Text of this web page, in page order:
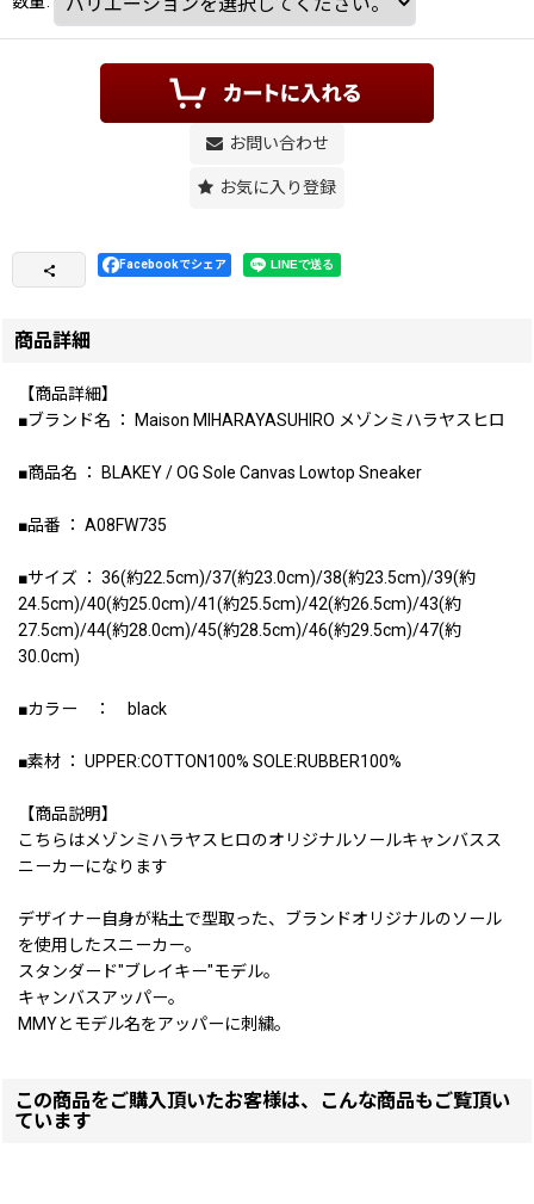
お問い合わせ
お気に入り登録
Facebookでシェア
商品詳細
【商品詳細】
■ブランド名 ： Maison MIHARAYASUHIRO メゾンミハラヤスヒロ
■商品名 ： BLAKEY / OG Sole Canvas Lowtop Sneaker
■品番 ： A08FW735
■サイズ ： 36(約22.5cm)/37(約23.0cm)/38(約23.5cm)/39(約
24.5cm)/40(約25.0cm)/41(約25.5cm)/42(約26.5cm)/43(約
27.5cm)/44(約28.0cm)/45(約28.5cm)/46(約29.5cm)/47(約
30.0cm)
■カラー ： black
■素材 ： UPPER:COTTON100% SOLE:RUBBER100%
【商品説明】
こちらはメゾンミハラヤスヒロのオリジナルソールキャンバスス
ニーカーになります
デザイナー自身が粘土で型取った、ブランドオリジナルのソール
を使用したスニーカー。
スタンダード"ブレイキー"モデル。
キャンバスアッパー。
MMYとモデル名をアッパーに刺繍。
この商品をご購入頂いたお客様は、こんな商品もご覧頂い
ています